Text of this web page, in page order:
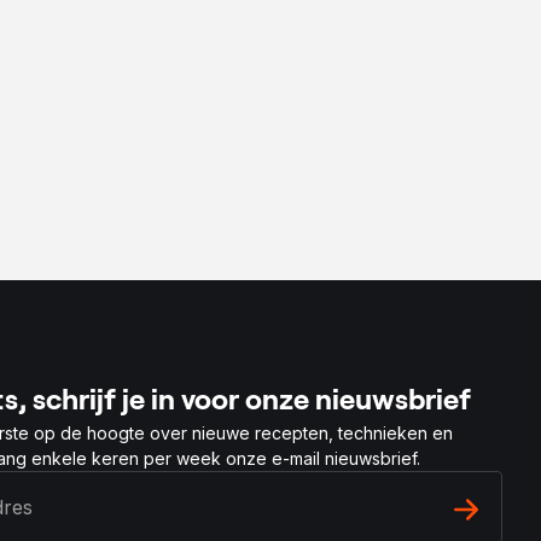
schrijf je in voor onze nieuwsbrief
op de hoogte over nieuwe recepten, technieken en
enkele keren per week onze e-mail nieuwsbrief.